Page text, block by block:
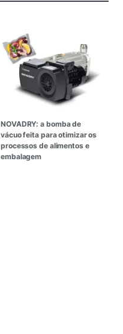
NOVADRY: a bomba de
vácuo feita para otimizar os
processos de alimentos e
embalagem